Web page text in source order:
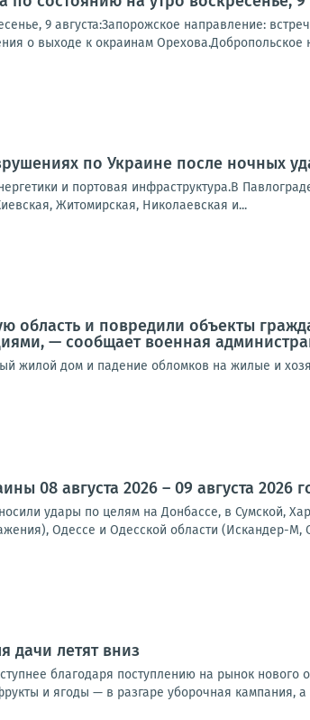
9 августа:Запорожское направление:
о выходе к окраинам Орехова.Добропольское
по Украине после ночных
и портовая инфраструктура.В
Житомирская, Николаевская и...
область и повредили объекты
— сообщает военная
жилой дом и падение обломков на жилые и
08 августа 2026 – 09 августа 2026
удары по целям на Донбассе, в Сумской,
Одессе и Одесской области (Искандер-М,
дачи летят вниз
благодаря поступлению на рынок
и ягоды — в разгаре уборочная кампания, а